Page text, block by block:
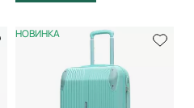
НОВИНКА